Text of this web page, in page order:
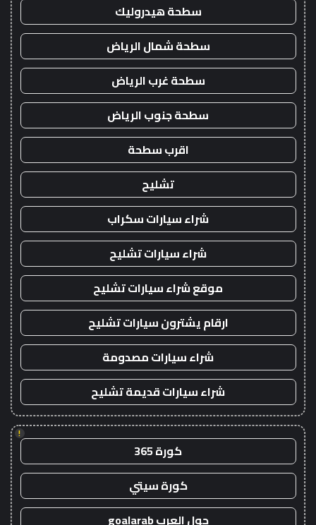
سطحة هيدروليك
سطحة شمال الرياض
سطحة غرب الرياض
سطحة جنوب الرياض
اقرب سطحة
تشليح
شراء سيارات سكراب
شراء سيارات تشليح
موقع شراء سيارات تشليح
ارقام يشترون سيارات تشليح
شراء سيارات مصدومة
شراء سيارات قديمة تشليح
!
كورة 365
كورة سيتي
جول العرب goalarab